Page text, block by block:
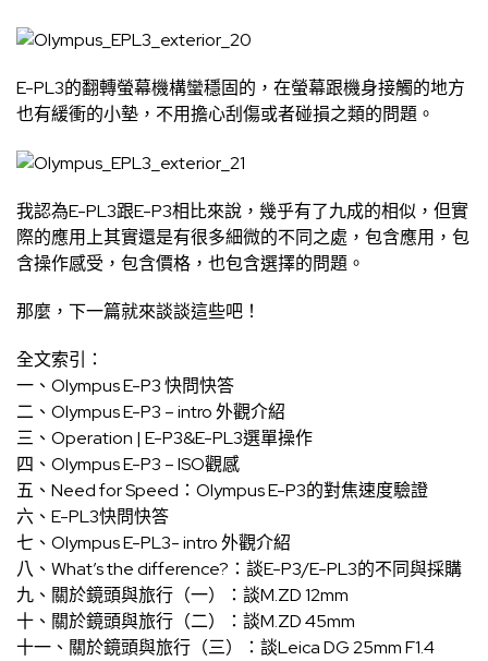
E-PL3的翻轉螢幕機構蠻穩固的，在螢幕跟機身接觸的地方
也有緩衝的小墊，不用擔心刮傷或者碰損之類的問題。
我認為E-PL3跟E-P3相比來說，幾乎有了九成的相似，但實
際的應用上其實還是有很多細微的不同之處，包含應用，包
含操作感受，包含價格，也包含選擇的問題。
那麼，下一篇就來談談這些吧！
全文索引：
一、 Olympus E-P3 快問快答
二、 Olympus E-P3 – intro 外觀介紹
三、 Operation | E-P3&E-PL3選單操作
四、 Olympus E-P3 – ISO觀感
五、 Need for Speed：Olympus E-P3的對焦速度驗證
六、 E-PL3快問快答
七、 Olympus E-PL3- intro 外觀介紹
八、 What’s the difference?：談E-P3/E-PL3的不同與採購
九、 關於鏡頭與旅行（一）：談M.ZD 12mm
十、 關於鏡頭與旅行（二）：談M.ZD 45mm
十一、 關於鏡頭與旅行（三）：談Leica DG 25mm F1.4